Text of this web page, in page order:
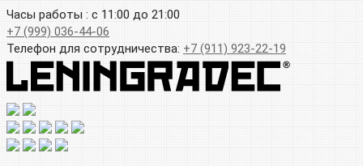
Часы работы : с 11:00 до 21:00
+7 (999) 036-44-06
Телефон для сотрудничества: +7 (911) 923-22-19